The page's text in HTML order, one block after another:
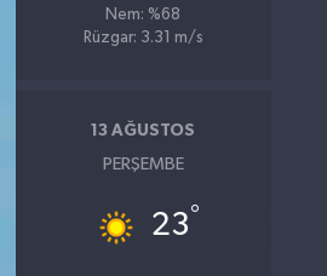
Nem: %68
Rüzgar: 3.31 m/s
13 AĞUSTOS
PERŞEMBE
23°